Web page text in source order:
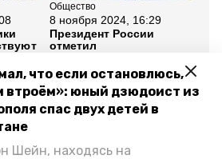
что если остановлюсь,
втроём»: юный дзюдоист из
спас двух детей в
Шейн, находясь на
Общество
8 ноября 2024, 16:29
Президент России
отметил
письмом ректора СКФУ